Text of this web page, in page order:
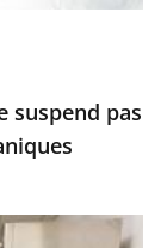
suspend pas